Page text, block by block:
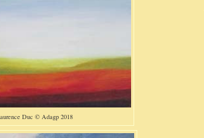
Duc © Adagp 2018